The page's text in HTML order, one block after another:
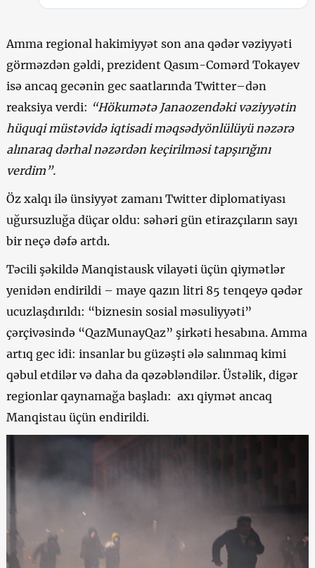
Amma regional hakimiyyət son ana qədər vəziyyəti
görməzdən gəldi, prezident Qasım-Comərd Tokayev
isə ancaq gecənin gec saatlarında Twitter–dən
reaksiya verdi: “Hökumətə Janaozendəki vəziyyətin
hüquqi müstəvidə iqtisadi məqsədyönlülüyü nəzərə
alınaraq dərhal nəzərdən keçirilməsi tapşırığını
verdim”.
Öz xalqı ilə ünsiyyət zamanı Twitter diplomatiyası
uğursuzluğa düçar oldu: səhəri gün etirazçıların sayı
bir neçə dəfə artdı.
Təcili şəkildə Manqistausk vilayəti üçün qiymətlər
yenidən endirildi – maye qazın litri 85 tenqeyə qədər
ucuzlaşdırıldı: “biznesin sosial məsuliyyəti”
çərçivəsində “QazMunayQaz” şirkəti hesabına. Amma
artıq gec idi: insanlar bu güzəşti ələ salınmaq kimi
qəbul etdilər və daha da qəzəbləndilər. Üstəlik, digər
regionlar qaynamağa başladı: axı qiymət ancaq
Manqistau üçün endirildi.